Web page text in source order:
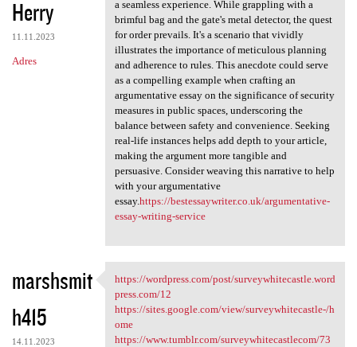
Herry
11.11.2023
Adres
a seamless experience. While grappling with a
brimful bag and the gate's metal detector, the quest
for order prevails. It's a scenario that vividly
illustrates the importance of meticulous planning
and adherence to rules. This anecdote could serve
as a compelling example when crafting an
argumentative essay on the significance of security
measures in public spaces, underscoring the
balance between safety and convenience. Seeking
real-life instances helps add depth to your article,
making the argument more tangible and
persuasive. Consider weaving this narrative to help
with your argumentative
essay.https://bestessaywriter.co.uk/argumentative-
essay-writing-service
marshsmit
h415
14.11.2023
https://wordpress.com/post
https://wordpress.com/post/surveywhitecastle.word
press.com/12
https://sites.google.com/view/surveywhitecastle-/h
ome
https://www.tumblr.com/surveywhitecastlecom/73